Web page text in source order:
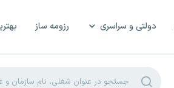
دولتی و سراسری رزومه ساز